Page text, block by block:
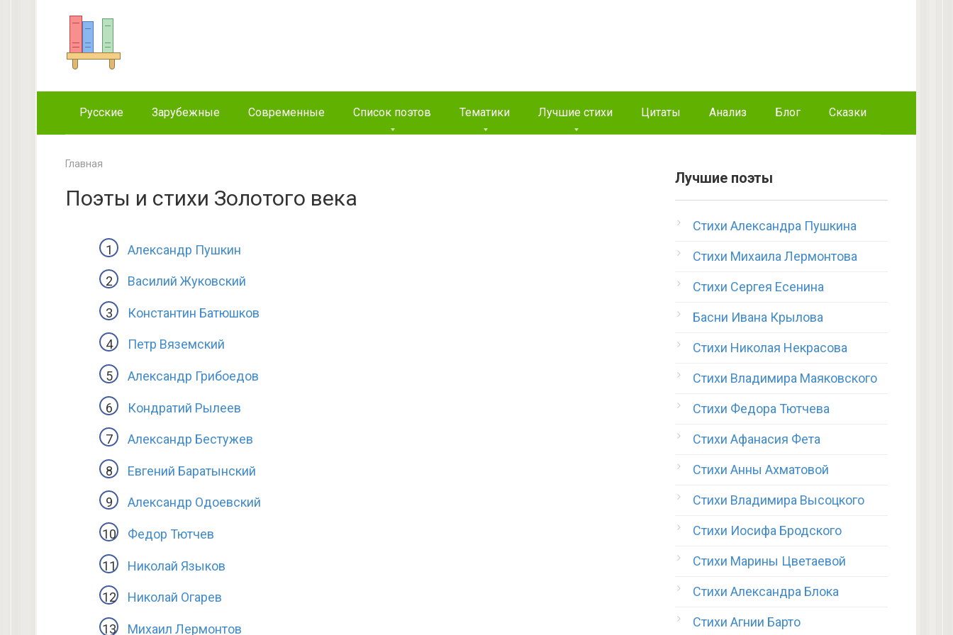
Русские Зарубежные Современные Список поэтов Тематики Лучшие стихи Цитаты Анализ Блог Сказки
Главная
Поэты и стихи Золотого века
Александр Пушкин
Василий Жуковский
Константин Батюшков
Петр Вяземский
Александр Грибоедов
Кондратий Рылеев
Александр Бестужев
Евгений Баратынский
Александр Одоевский
Федор Тютчев
Николай Языков
Николай Огарев
Михаил Лермонтов
Лучшие поэты
Стихи Александра Пушкина
Стихи Михаила Лермонтова
Стихи Сергея Есенина
Басни Ивана Крылова
Стихи Николая Некрасова
Стихи Владимира Маяковского
Стихи Федора Тютчева
Стихи Афанасия Фета
Стихи Анны Ахматовой
Стихи Владимира Высоцкого
Стихи Иосифа Бродского
Стихи Марины Цветаевой
Стихи Александра Блока
Стихи Агнии Барто